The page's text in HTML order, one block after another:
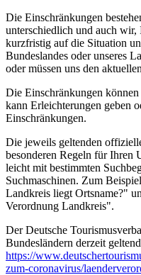
Die Einschränkungen
unterschiedlich und auch wir,
kurzfristig auf die Situation
Bundeslandes oder unseres
oder müssen uns den
Die Einschränkungen
kann Erleichterungen geben
Einschränkungen.
Die jeweils geltenden
besonderen Regeln für Ihren
leicht mit bestimmten
Suchmaschinen. Zum
Landkreis liegt Ortsname?"
Verordnung Landkreis".
Der Deutsche
Bundesländern derzeit
https://
zum-coronavirus/­